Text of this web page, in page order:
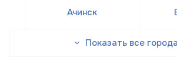
Ачинск
Показать все города